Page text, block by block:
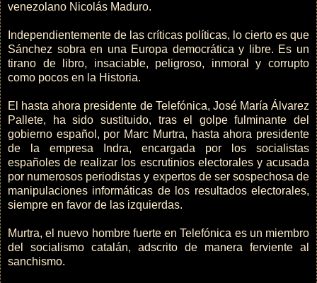
venezolano Nicolás Maduro.
Independientemente de las críticas políticas, lo cierto es que
Sánchez sobra en una Europa democrática y libre. Es un
tirano de libro, insaciable, peligroso, inmoral y corrupto
como pocos en la Historia.
El hasta ahora presidente de Telefónica, José María Álvarez
Pallete, ha sido sustituido, tras el golpe fulminante del
gobierno español, por Marc Murtra, hasta ahora presidente
de la empresa Indra, encargada por los socialistas
españoles de realizar los escrutinios electorales y acusada
por numerosos periodistas y expertos de ser sospechosa de
manipulaciones informáticas de los resultados electorales,
siempre en favor de las izquierdas.
Murtra, el nuevo hombre fuerte en Telefónica es un miembro
del socialismo catalán, adscrito de manera ferviente al
sanchismo.